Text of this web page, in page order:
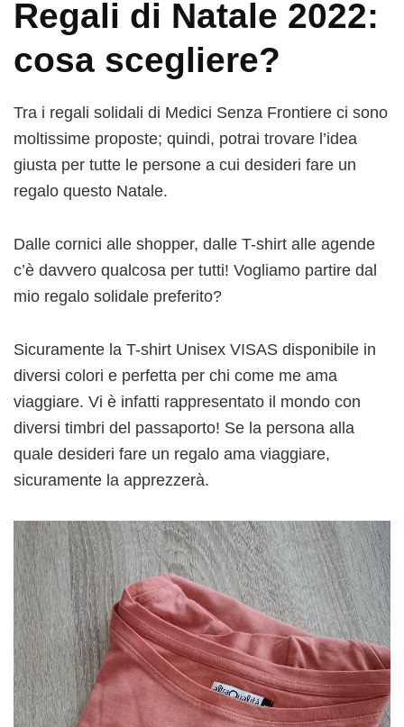
Regali di Natale 2022:
cosa scegliere?
Tra i regali solidali di Medici Senza Frontiere ci sono
moltissime proposte; quindi, potrai trovare l’idea
giusta per tutte le persone a cui desideri fare un
regalo questo Natale.
Dalle cornici alle shopper, dalle T-shirt alle agende
c’è davvero qualcosa per tutti! Vogliamo partire dal
mio regalo solidale preferito?
Sicuramente la T-shirt Unisex VISAS disponibile in
diversi colori e perfetta per chi come me ama
viaggiare. Vi è infatti rappresentato il mondo con
diversi timbri del passaporto! Se la persona alla
quale desideri fare un regalo ama viaggiare,
sicuramente la apprezzerà.